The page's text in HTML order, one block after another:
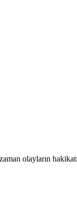
olayların